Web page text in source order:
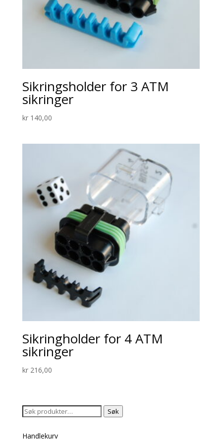
Sikringsholder for 3 ATM
sikringer
kr140,00
Sikringholder for 4 ATM
sikringer
kr216,00
Søk
Søk
Handlekurv